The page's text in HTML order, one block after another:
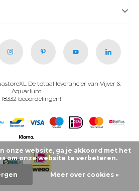
De totaal leverancier van Vijver &
Aquarium
18332 beoordelingen!
onze website, ga je akkoord met het
om onze website te verbeteren.
Meer over cookies »